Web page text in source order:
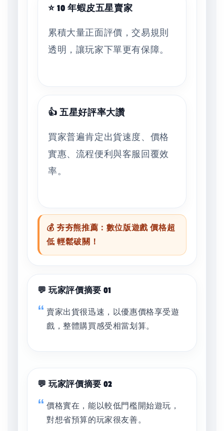
⭐ 10 年蝦皮五星賣家
累積大量正面評價，交易規則
透明，讓玩家下單更有保障。
👍 五星好評率大讚
買家普遍肯定出貨速度、價格
實惠、流程便利與客服回覆效
率。
💰 夯夯熊推薦：數位版遊戲 價格超
低 輕鬆破關！
💬 玩家評價摘要 01
賣家出貨很迅速，以優惠價格享受遊
戲，整體購買感受相當划算。
💬 玩家評價摘要 02
價格實在，能以較低門檻開始遊玩，
對想省預算的玩家很友善。